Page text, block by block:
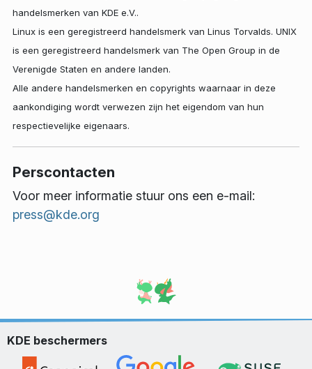
handelsmerken van KDE e.V..
Linux is een geregistreerd handelsmerk van Linus Torvalds. UNIX
is een geregistreerd handelsmerk van The Open Group in de
Verenigde Staten en andere landen.
Alle andere handelsmerken en copyrights waarnaar in deze
aankondiging wordt verwezen zijn het eigendom van hun
respectievelijke eigenaars.
Perscontacten
Voor meer informatie stuur ons een e-mail:
press@kde.org
KDE beschermers